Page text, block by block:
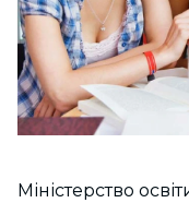
Міністерство